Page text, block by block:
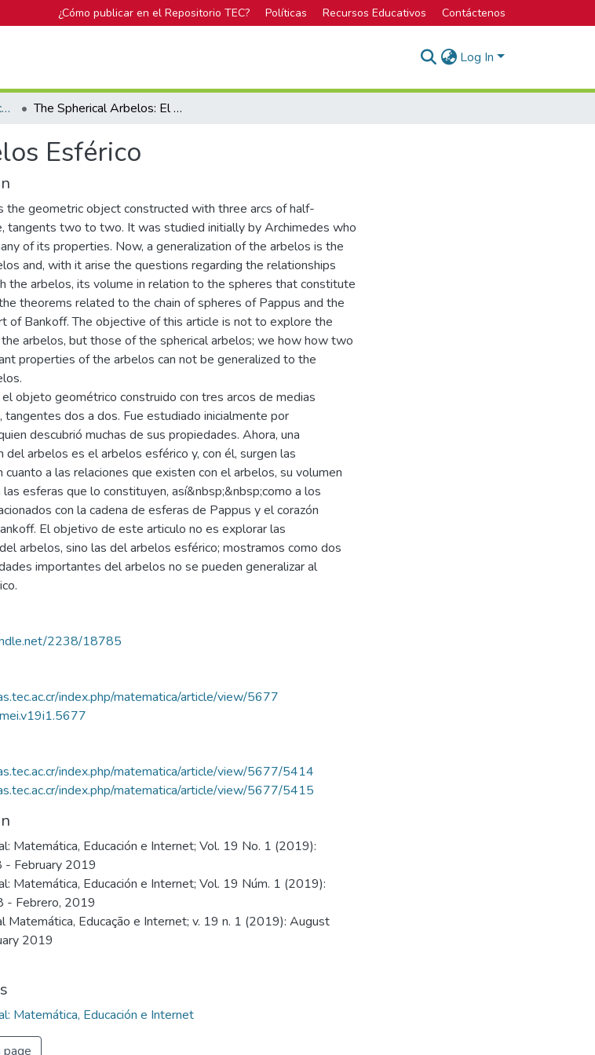
¿Cómo publicar en el Repositorio TEC? Políticas Recursos Educativos Contáctenos
Log In
Revista Digital: Matemática, Educación e Internet The Spherical Arbelos: El Arbelos Esférico
Esférico
the geometric object constructed with three arcs of half-
tangents two to two. It was studied initially by Archimedes who
of its properties. Now, a generalization of the arbelos is the
and, with it arise the questions regarding the relationships
the arbelos, its volume in relation to the spheres that constitute
theorems related to the chain of spheres of Pappus and the
of Bankoff. The objective of this article is not to explore the
arbelos, but those of the spherical arbelos; we how how two
properties of the arbelos can not be generalized to the
objeto geométrico construido con tres arcos de medias
tangentes dos a dos. Fue estudiado inicialmente por
descubrió muchas de sus propiedades. Ahora, una
del arbelos es el arbelos esférico y, con él, surgen las
cuanto a las relaciones que existen con el arbelos, su volumen
las esferas que lo constituyen, así&nbsp;&nbsp;como a los
con la cadena de esferas de Pappus y el corazón
El objetivo de este articulo no es explorar las
arbelos, sino las del arbelos esférico; mostramos como dos
importantes del arbelos no se pueden generalizar al
2238/18785
index.php/matematica/article/view/5677
index.php/matematica/article/view/5677/5414
index.php/matematica/article/view/5677/5415
Matemática, Educación e Internet; Vol. 19 No. 1 (2019):
February 2019
Matemática, Educación e Internet; Vol. 19 Núm. 1 (2019):
Febrero, 2019
Matemática, Educação e Internet; v. 19 n. 1 (2019): August
2019
Matemática, Educación e Internet
page